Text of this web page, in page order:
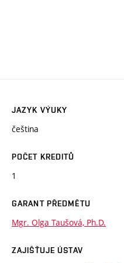
JAZYK VÝUKY
čeština
POČET KREDITŮ
1
GARANT PŘEDMĚTU
Mgr. Olga Taušová, Ph.D.
ZAJIŠŤUJE ÚSTAV